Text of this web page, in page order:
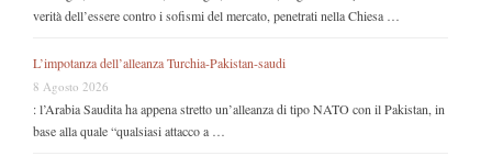
verità dell’essere contro i sofismi del mercato, penetrati nella Chiesa …
L’impotanza dell’alleanza Turchia-Pakistan-saudi
8 Agosto 2026
: l’Arabia Saudita ha appena stretto un’alleanza di tipo NATO con il Pakistan, in
base alla quale “qualsiasi attacco a …